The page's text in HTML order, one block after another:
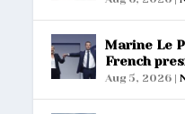
Marine Le
French
Aug 5, 2026 |